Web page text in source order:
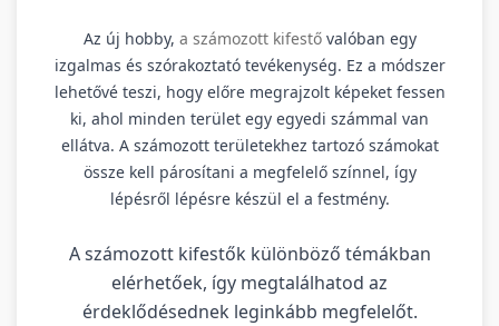
Az új hobby, a számozott kifestővalóban egy
izgalmas és szórakoztató tevékenység. Ez a módszer
lehetővé teszi, hogy előre megrajzolt képeket fessen
ki, ahol minden terület egy egyedi számmal van
ellátva. A számozott területekhez tartozó számokat
össze kell párosítani a megfelelő színnel, így
lépésről lépésre készül el a festmény.
A számozott kifestők különböző témákban
elérhetőek, így megtalálhatod az
érdeklődésednek leginkább megfelelőt.